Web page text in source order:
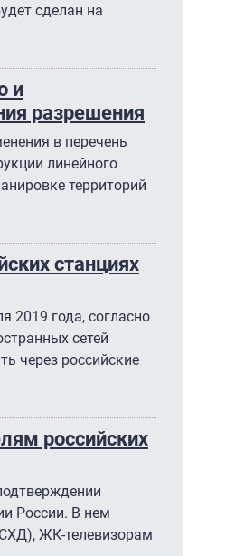
сделан на
и
разрешения
в перечень
линейного
территорий
станциях
2019 года, согласно
сетей
через российские
российских
России. В нем
ЖК-телевизорам